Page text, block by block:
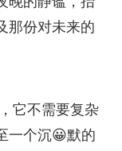
那份对未来的
它不需要复杂
一个沉😀默的